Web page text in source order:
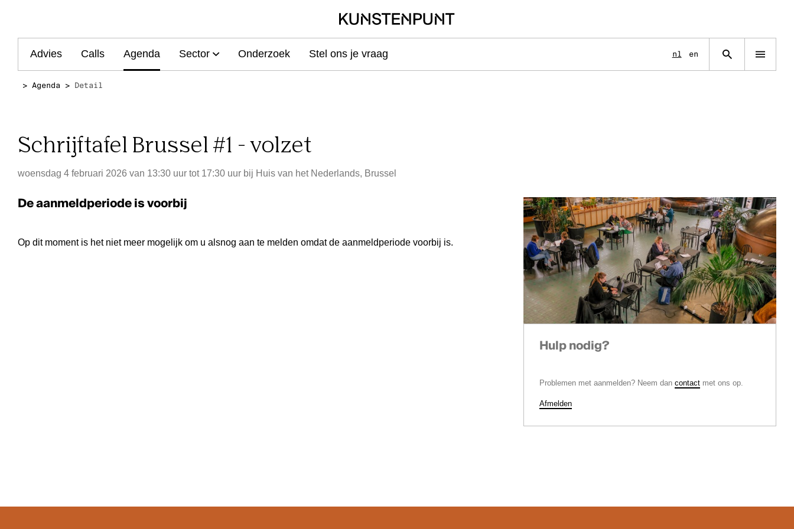
Advies Calls Agenda Sector Onderzoek Stel ons je vraag en
nl
Open
Agenda Detail
Schrijftafel Brussel #1 - volzet
woensdag 4 februari 2026 van 13:30 uur tot 17:30 uur bij Huis van het Nederlands, Brussel
De aanmeldperiode is voorbij
Op dit moment is het niet meer mogelijk om u alsnog aan te melden omdat de aanmeldperiode voorbij is.
Hulp nodig?
Problemen met aanmelden? Neem dan contactmet ons op.
Afmelden